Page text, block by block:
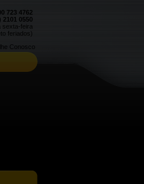
723 4762
2101 0550
sexta-feira
feriados)
Conosco